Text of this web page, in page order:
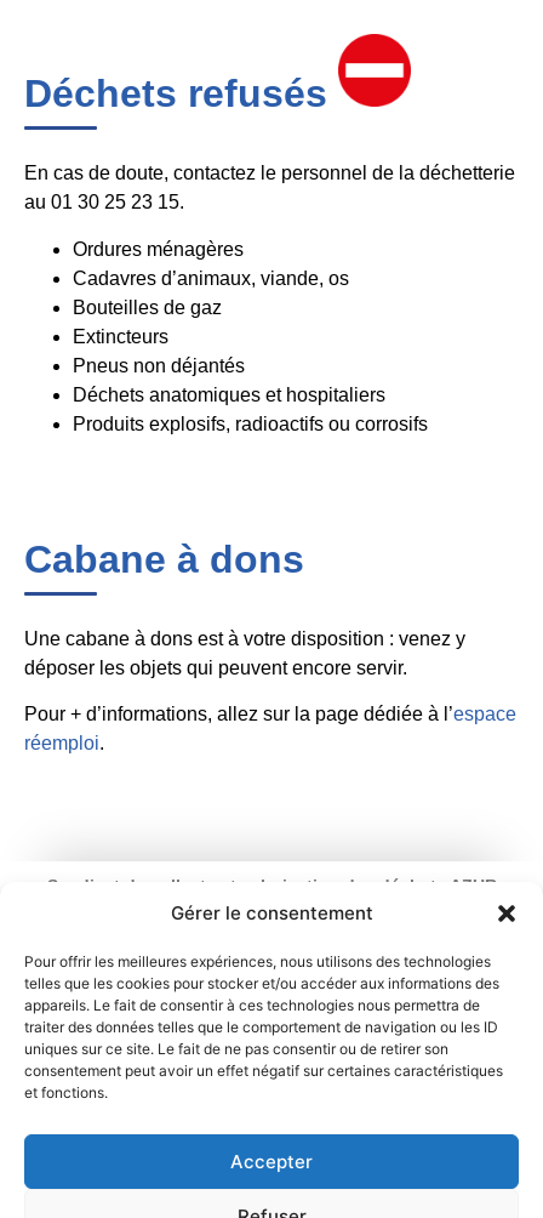
Gérer le consentement
Pour offrir les meilleures expériences, nous utilisons des technologies
telles que les cookies pour stocker et/ou accéder aux informations des
appareils. Le fait de consentir à ces technologies nous permettra de
traiter des données telles que le comportement de navigation ou les ID
uniques sur ce site. Le fait de ne pas consentir ou de retirer son
consentement peut avoir un effet négatif sur certaines caractéristiques
et fonctions.
Accepter
Déchets refusés
En cas de doute, contactez le personnel de la déchetterie
au 01 30 25 23 15.
Ordures ménagères
Cadavres d’animaux, viande, os
Bouteilles de gaz
Extincteurs
Pneus non déjantés
Déchets anatomiques et hospitaliers
Produits explosifs, radioactifs ou corrosifs
Cabane à dons
Une cabane à dons est à votre disposition : venez y
déposer les objets qui peuvent encore servir.
Pour + d’informations, allez sur la page dédiée à l’espace
réemploi.
Syndicat de collecte et valorisation des déchets AZUR
Ouverture : du lundi au vendredi
2 rue du Chemin Vert – 95100 Argenteuil
01 34 11 70 31
Mentions légales Politique de cookies
Déclaration de confidentialité